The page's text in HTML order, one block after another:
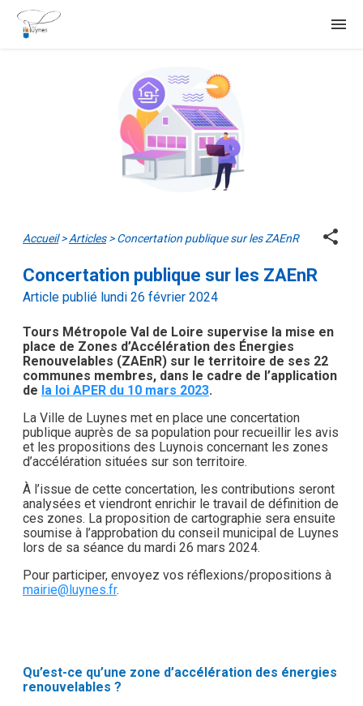
menu
Accueil>Articles>Concertation publique sur les ZAEnR share
Concertation publique sur les ZAEnR
Article publié lundi 26 février 2024
Tours Métropole Val de Loire supervise la mise en
place de Zones d’Accélération des Énergies
Renouvelables (ZAEnR) sur le territoire de ses 22
communes membres, dans le cadre de l’application
de la loi APER du 10 mars 2023.
La Ville de Luynes met en place une concertation
publique auprès de sa population pour recueillir les avis
et les propositions des Luynois concernant les zones
d’accélération situées sur son territoire.
À l’issue de cette concertation, les contributions seront
analysées et viendront enrichir le travail de définition de
ces zones. La proposition de cartographie sera ensuite
soumise à l’approbation du conseil municipal de Luynes
lors de sa séance du mardi 26 mars 2024.
Pour participer, envoyez vos réflexions/propositions à
mairie@luynes.fr.
Qu’est-ce qu’une zone d’accélération des énergies
renouvelables ?